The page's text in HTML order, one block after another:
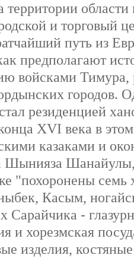
и торговый
путь из
предполагают
войсками Тимура,
городов.
резиденцией
XVI века в
казаками и
Шынияза
"похоронены семь
Касым,
Сарайчика -
и хорезмская
изделия,